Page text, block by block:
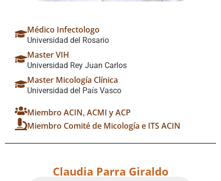
Médico Infectologo
Universidad del Rosario
Master VIH
Universidad Rey Juan Carlos
Master Micología Clínica
Universidad del País Vasco
Miembro ACIN, ACMI y ACP
Miembro Comité de Micología e ITS ACIN
Claudia Parra Giraldo